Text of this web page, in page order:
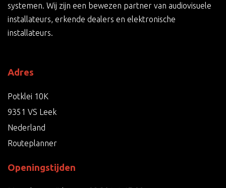
systemen. Wij zijn een bewezen partner van audiovisuele
installateurs, erkende dealers en elektronische
installateurs.
Adres
Potklei 10K
9351 VS Leek
Nederland
Routeplanner
Openingstijden